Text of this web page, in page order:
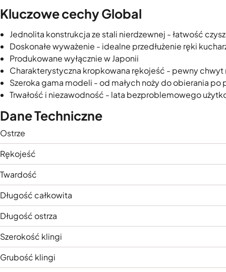
Kluczowe cechy Global
Jednolita konstrukcja ze stali nierdzewnej - łatwość
Doskonałe wyważenie - idealne przedłużenie ręki
Produkowane wyłącznie w Japonii
Charakterystyczna kropkowana rękojeść - pewny chwyt
Szeroka gama modeli - od małych noży do obierania po
Trwałość i niezawodność - lata bezproblemowego
Dane Techniczne
Ostrze
Rękojeść
Twardość
Długość całkowita
Długość ostrza
Szerokość klingi
Grubość klingi